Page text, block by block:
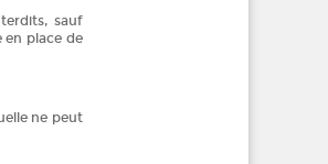
sauf
en place de
ne peut